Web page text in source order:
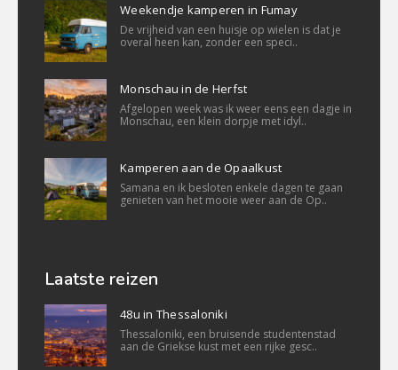
Weekendje kamperen in Fumay
De vrijheid van een huisje op wielen is dat je
overal heen kan, zonder een speci..
Monschau in de Herfst
Afgelopen week was ik weer eens een dagje in
Monschau, een klein dorpje met idyl..
Kamperen aan de Opaalkust
Samana en ik besloten enkele dagen te gaan
genieten van het mooie weer aan de Op..
Laatste reizen
48u in Thessaloniki
Thessaloniki, een bruisende studentenstad
aan de Griekse kust met een rijke gesc..